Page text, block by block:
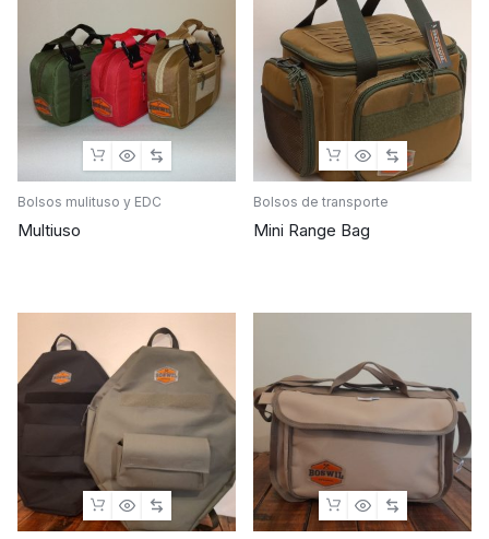
Bolsos mulituso y EDC
Multiuso
Bolsos de transporte
Mini Range Bag